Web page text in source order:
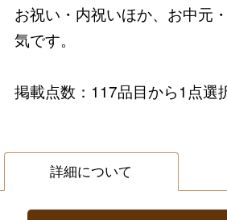
お祝い・内祝いほか、お中元
気です。
掲載点数：117品目から1点選
詳細について